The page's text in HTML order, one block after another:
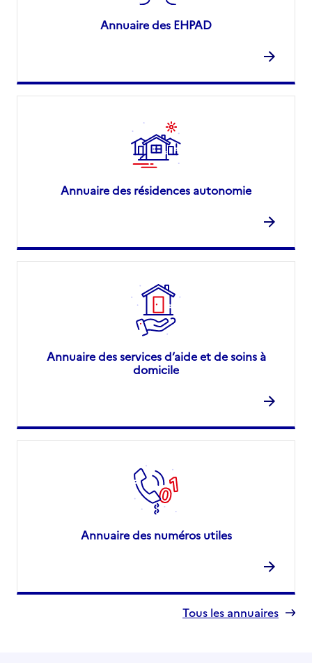
Annuaire des EHPAD
Annuaire des résidences autonomie
Annuaire des services d’aide et de soins à
domicile
Annuaire des numéros utiles
Tous les annuaires